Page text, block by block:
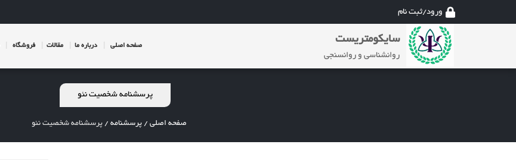
ورود/ثبت نام
سایکومتریست
روانشناسی و روانسنجی
صفحه اصلی درباره ما مقالات فروشگاه
پرسشنامه شخصیت نئو
صفحه اصلی / پرسشنامه / پرسشنامه شخصیت نئو